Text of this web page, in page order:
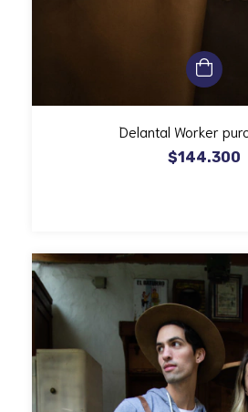
Delantal Worker
$144.300